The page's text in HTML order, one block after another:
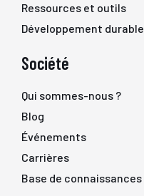
Ressources et outils
Développement durable
Société
Qui sommes-nous ?
Blog
Événements
Carrières
Base de connaissances